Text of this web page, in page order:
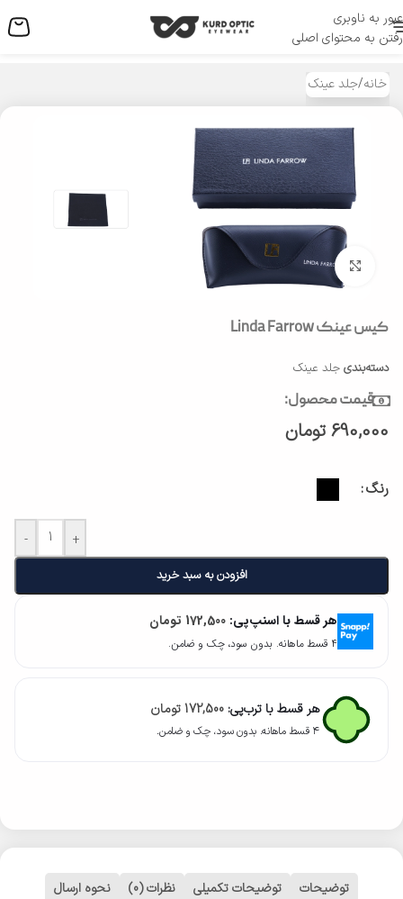
عبور به ناوبری
رفتن به محتوای اصلی
منو
خانه/جلد عینک
بزرگنمایی تصویر
کیس عینک Linda Farrow
دسته‌بندی جلد عینک
قیمت محصول:
690,000 تومان
رنگ
- +
افزودن به سبد خرید
هر قسط با اسنپ‌پی: 172,500 تومان
۴ قسط ماهانه. بدون سود، چک و ضامن.
هر قسط با ترب‌پی: 172,500 تومان
۴ قسط ماهانه. بدون سود، چک و ضامن.
توضیحات توضیحات تکمیلی نظرات (0) نحوه ارسال